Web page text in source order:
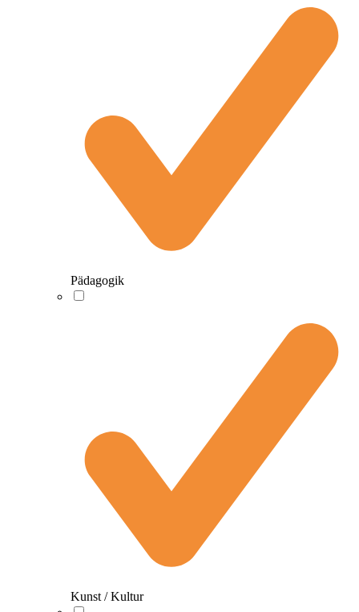
Pädagogik
Kunst / Kultur